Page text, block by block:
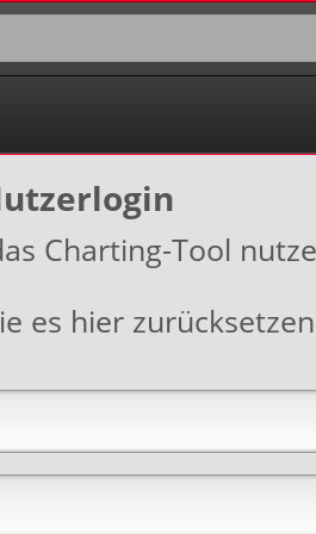
Charting-Tool
es hier